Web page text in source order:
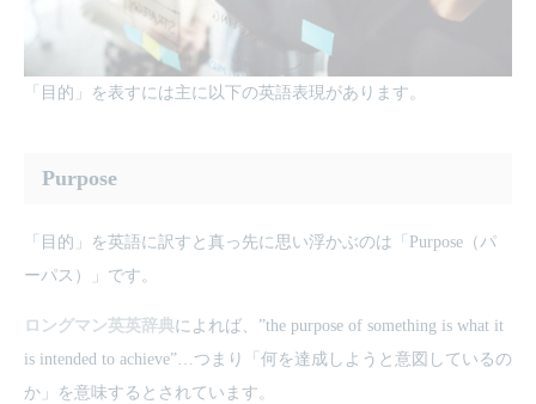
「目的」を表すには主に以下の英語表現があります。
Purpose
「目的」を英語に訳すと真っ先に思い浮かぶのは「Purpose（パ
ーパス）」です。
ロングマン英英辞典によれば、”the purpose of something is what it
is intended to achieve”…つまり「何を達成しようと意図しているの
か」を意味するとされています。